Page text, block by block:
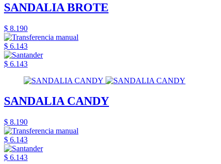
SANDALIA BROTE
$ 8.190
$ 6.143
$ 6.143
SANDALIA CANDY
$ 8.190
$ 6.143
$ 6.143